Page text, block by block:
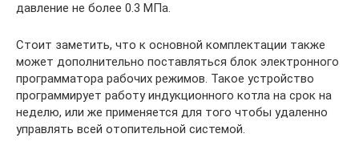
давление не более 0.3 МПа.
Стоит заметить, что к основной комплектации также
может дополнительно поставляться блок электронного
программатора рабочих режимов. Такое устройство
программирует работу индукционного котла на срок на
неделю, или же применяется для того чтобы удаленно
управлять всей отопительной системой.